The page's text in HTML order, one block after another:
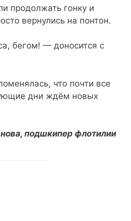
продолжать гонку и
вернулись на понтон.
бегом! — доносится с
что почти все
дни ждём новых
подшкипер флотилии